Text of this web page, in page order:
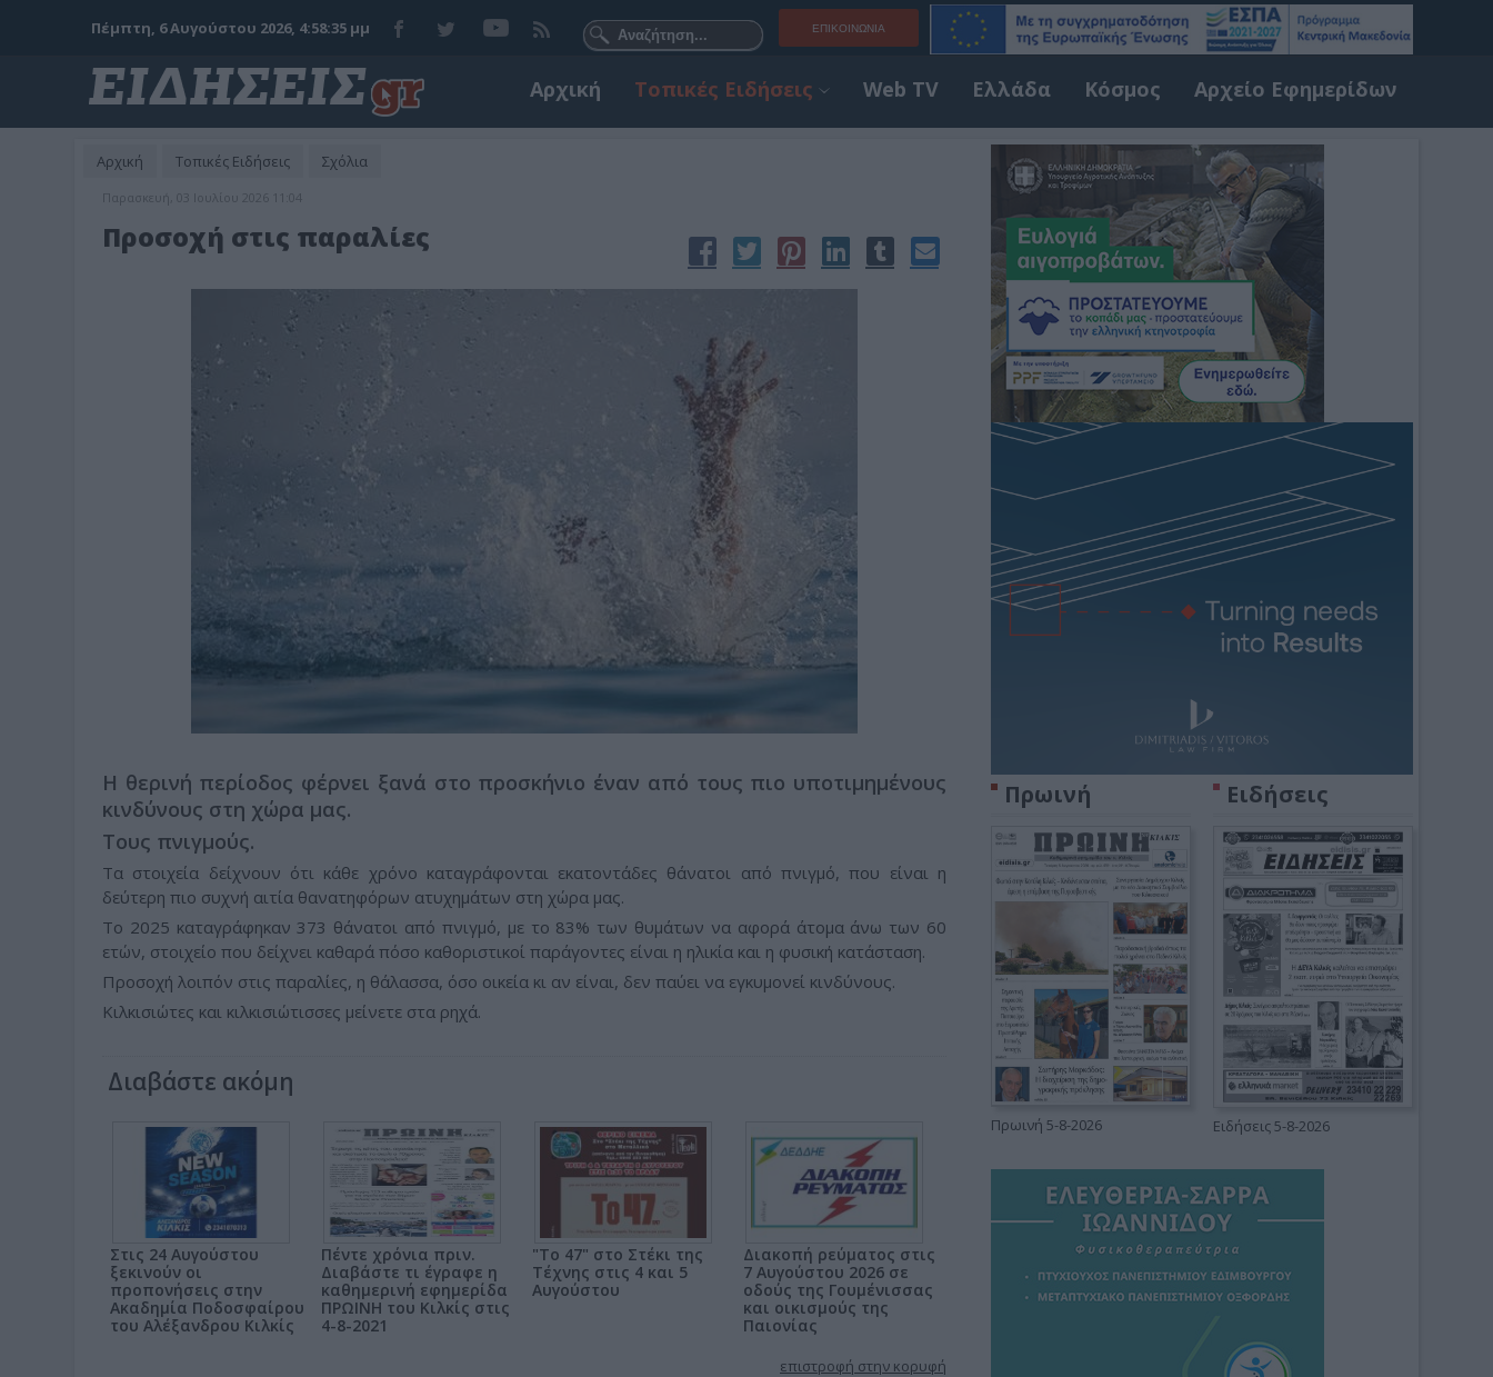
ΕΠΙΚΟΙΝΩΝΊΑ
Πέμπτη, 6 Αυγούστου 2026, 4:58:36 μμ
Αρχική Τοπικές Ειδήσεις Web TV Ελλάδα Κόσμος Αρχείο Εφημερίδων
Αρχική Τοπικές Ειδήσεις Σχόλια
Παρασκευή, 03 Ιουλίου 2026 11:04
Προσοχή στις παραλίες
Η θερινή περίοδος φέρνει ξανά στο προσκήνιο έναν από τους πιο υποτιμημένους
κινδύνους στη χώρα μας.
Τους πνιγμούς.
Τα στοιχεία δείχνουν ότι κάθε χρόνο καταγράφονται εκατοντάδες θάνατοι από πνιγμό, που είναι η
δεύτερη πιο συχνή αιτία θανατηφόρων ατυχημάτων στη χώρα μας.
Το 2025 καταγράφηκαν 373 θάνατοι από πνιγμό, με το 83% των θυμάτων να αφορά άτομα άνω των 60
ετών, στοιχείο που δείχνει καθαρά πόσο καθοριστικοί παράγοντες είναι η ηλικία και η φυσική κατάσταση.
Προσοχή λοιπόν στις παραλίες, η θάλασσα, όσο οικεία κι αν είναι, δεν παύει να εγκυμονεί κινδύνους.
Κιλκισιώτες και κιλκισιώτισσες μείνετε στα ρηχά.
Διαβάστε ακόμη
Στις 24 Αυγούστου
ξεκινούν οι
προπονήσεις στην
Ακαδημία Ποδοσφαίρου
του Αλέξανδρου Κιλκίς
Πέντε χρόνια πριν.
Διαβάστε τι έγραφε η
καθημερινή εφημερίδα
ΠΡΩΙΝΗ του Κιλκίς στις
4-8-2021
"Το 47" στο Στέκι της
Τέχνης στις 4 και 5
Αυγούστου
Διακοπή ρεύματος στις
7 Αυγούστου 2026 σε
οδούς της Γουμένισσας
και οικισμούς της
Παιονίας
επιστροφή στην κορυφή
Πρωινή
Πρωινή 5-8-2026
Ειδήσεις
Ειδήσεις 5-8-2026